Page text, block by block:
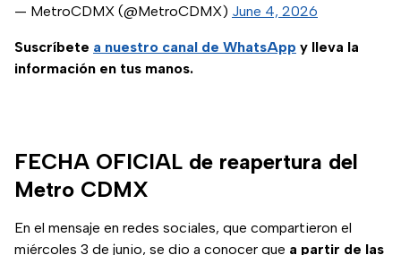
— MetroCDMX (@MetroCDMX) June 4, 2026
Suscríbete a nuestro canal de WhatsApp y lleva la
información en tus manos.
FECHA OFICIAL de reapertura del
Metro CDMX
En el mensaje en redes sociales, que compartieron el
miércoles 3 de junio, se dio a conocer que a partir de las